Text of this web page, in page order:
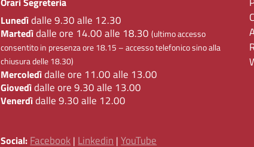
Lunedìdalle 9.30 alle 12.30
Martedìdalle ore 14.00 alle 18.30(ultimo accesso
consentito in presenza ore 18.15 – accesso telefonico sino alla
chiusura delle 18.30)
Mercoledìdalle ore 11.00 alle 13.00
Giovedìdalle ore 9.30 alle 13.00
Venerdìdalle 9.30 alle 12.00
Social: Facebook | Linkedin |YouTube